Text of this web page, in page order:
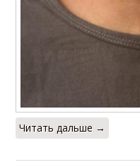
Читать дальше →